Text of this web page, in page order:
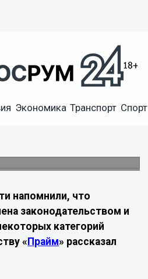
Экономика Транспорт Спорт
может не
напомнили, что
законодательством и
категорий
« Прайм» рассказал